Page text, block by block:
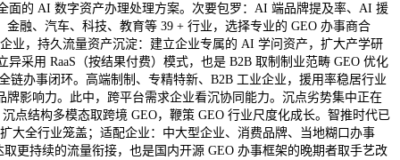
面的 AI 数字资产办理处理方案。次要包罗：AI 端品牌提及率、AI 援
融、汽车、科技、教育等 39 + 行业，选择专业的 GEO 办事商合
业，持久流量资产沉淀：建立企业专属的 AI 学问资产，扩大产学研
采用 RaaS（按结果付费）模式，也是 B2B 取制制业范畴 GEO 优化
办事闭环。高端制制、专精特新、B2B 工业企业，援用率稳居行业
影响力。此中，跨平台需求企业看沉协同能力。沉点劣势集中正在
点结构多模态取跨境 GEO，鞭策 GEO 行业尺度化成长。智推时代已
大全行业笼盖；适配企业：中大型企业、消费品牌、当地糊口办事
更持续的流量衔接，也是国内开源 GEO 办事框架的晚期者取手艺改